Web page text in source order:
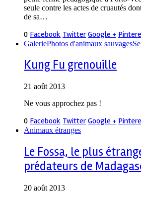
seule contre les actes de cruautés
de sa…
0 Facebook Twitter Google +
GaleriePhotos d'animaux sauvages
Kung Fu grenouille
21 août 2013
Ne vous approchez pas !
0 Facebook Twitter Google +
Animaux étranges
Le Fossa, le plus
prédateurs de
20 août 2013